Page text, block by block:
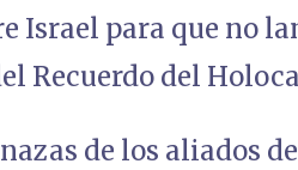
Israel para que no
Recuerdo del
de los aliados